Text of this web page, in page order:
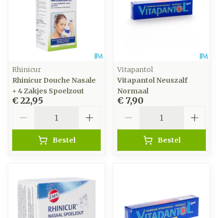
Rhinicur
Rhinicur Douche Nasale
+ 4 Zakjes Spoelzout
€ 22,95
Bestel
Vitapantol
Vitapantol Neuszalf
Normaal
€ 7,90
Bestel